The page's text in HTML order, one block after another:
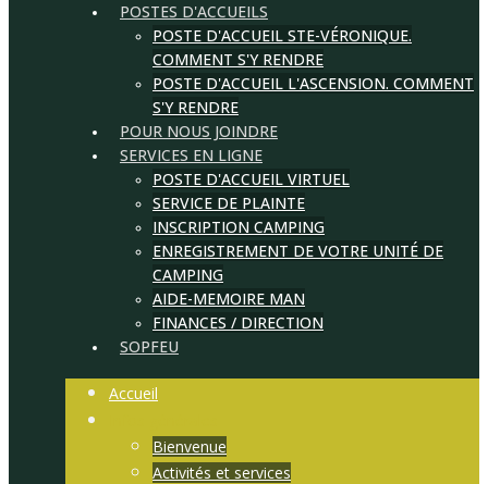
POSTES D'ACCUEILS
POSTE D'ACCUEIL STE-VÉRONIQUE.
COMMENT S'Y RENDRE
POSTE D'ACCUEIL L'ASCENSION. COMMENT
S'Y RENDRE
POUR NOUS JOINDRE
SERVICES EN LIGNE
POSTE D'ACCUEIL VIRTUEL
SERVICE DE PLAINTE
INSCRIPTION CAMPING
ENREGISTREMENT DE VOTRE UNITÉ DE
CAMPING
AIDE-MEMOIRE MAN
FINANCES / DIRECTION
SOPFEU
Accueil
Bienvenue
Activités et services